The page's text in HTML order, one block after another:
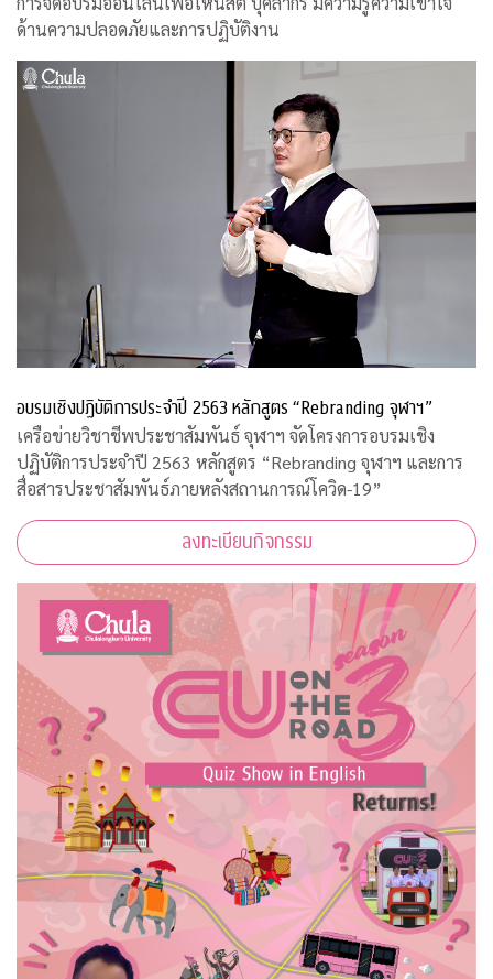
ด้านความปลอดภัยและการปฏิบัติงาน
อบรมเชิงปฏิบัติการประจำปี 2563 หลักสูตร “Rebranding จุฬาฯ”
เครือข่ายวิชาชีพประชาสัมพันธ์ จุฬาฯ จัดโครงการอบรมเชิง
ปฏิบัติการประจำปี 2563 หลักสูตร “Rebranding จุฬาฯ และการ
สื่อสารประชาสัมพันธ์ภายหลังสถานการณ์โควิด-19”
ลงทะเบียนกิจกรรม